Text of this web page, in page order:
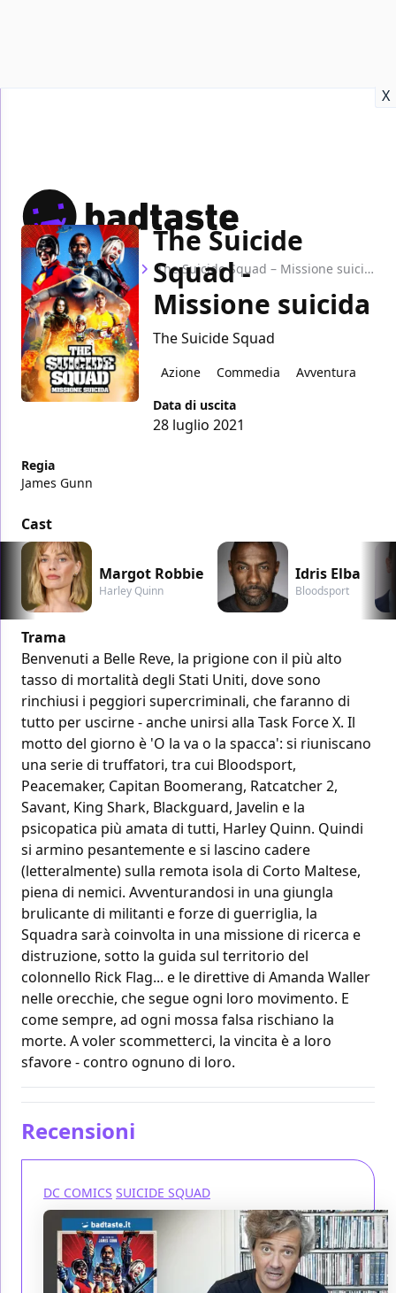
X
Home Film The Suicide Squad – Missione suicida
The Suicide
Squad -
Missione suicida
The Suicide Squad
Azione Commedia
Avventura
Data di uscita
28 luglio 2021
Regia
James Gunn
Cast
Margot Robbie
Harley Quinn
Idris Elba
Bloodsport
Trama
Benvenuti a Belle Reve, la prigione con il più alto
tasso di mortalità degli Stati Uniti, dove sono
rinchiusi i peggiori supercriminali, che faranno di
tutto per uscirne - anche unirsi alla Task Force X. Il
motto del giorno è 'O la va o la spacca': si riuniscano
una serie di truffatori, tra cui Bloodsport,
Peacemaker, Capitan Boomerang, Ratcatcher 2,
Savant, King Shark, Blackguard, Javelin e la
psicopatica più amata di tutti, Harley Quinn. Quindi
si armino pesantemente e si lascino cadere
(letteralmente) sulla remota isola di Corto Maltese,
piena di nemici. Avventurandosi in una giungla
brulicante di militanti e forze di guerriglia, la
Squadra sarà coinvolta in una missione di ricerca e
distruzione, sotto la guida sul territorio del
colonnello Rick Flag... e le direttive di Amanda Waller
nelle orecchie, che segue ogni loro movimento. E
come sempre, ad ogni mossa falsa rischiano la
morte. A voler scommetterci, la vincita è a loro
sfavore - contro ognuno di loro.
Recensioni
DC COMICS SUICIDE SQUAD